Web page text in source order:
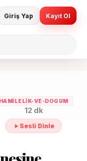
Giriş Yap Kayıt Ol
HAMILELIK-VE-DOGUM
12 dk
Sesli Dinle